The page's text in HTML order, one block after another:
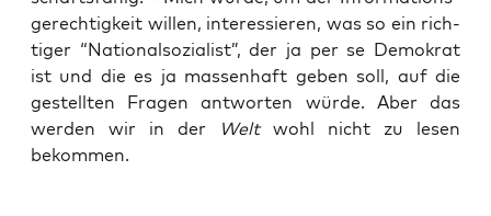
ge­rech­tig­keit wil­len, inter­es­sie­ren, was so ein rich­
ti­ger “Natio­nal­so­zia­list”, der ja per se Demo­krat
ist und die es ja mas­sen­haft geben soll, auf die
gestell­ten Fra­gen ant­wor­ten wür­de. Aber das
wer­den wir in der
Weltwohl nicht zu lesen
bekommen.